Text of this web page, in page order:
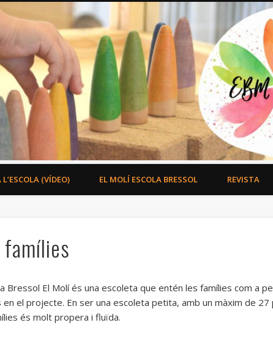
(VÍDEO) EL MOLÍ ESCOLA BRESSOL REVISTA
famílies
Bressol El Molí és una escoleta que entén les famílies com a
en el projecte. En ser una escoleta petita, amb un màxim de 27
és molt propera i fluïda.